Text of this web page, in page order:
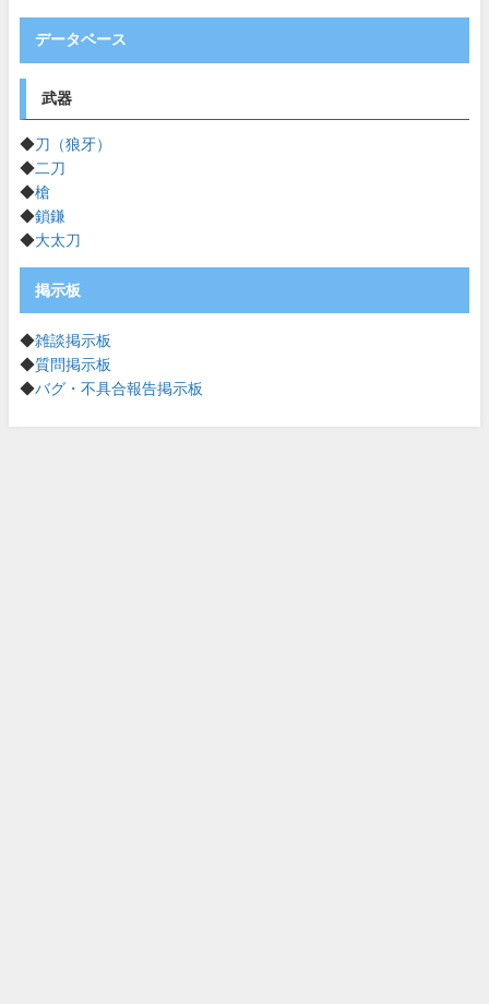
データベース
武器
◆刀（狼牙）
◆二刀
◆槍
◆鎖鎌
◆大太刀
掲示板
◆雑談掲示板
◆質問掲示板
◆バグ・不具合報告掲示板